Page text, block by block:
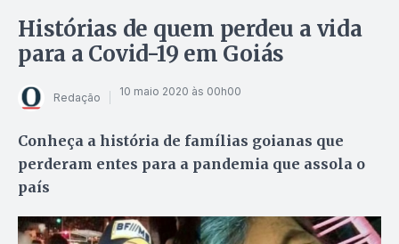
Histórias de quem perdeu a vida
para a Covid-19 em Goiás
Redação 10 maio 2020 às 00h00
Conheça a história de famílias goianas que
perderam entes para a pandemia que assola o
país